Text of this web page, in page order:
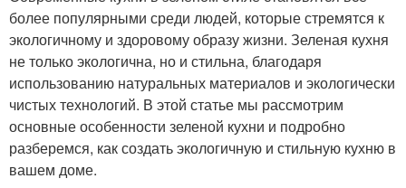
более популярными среди людей, которые стремятся к
экологичному и здоровому образу жизни. Зеленая кухня
не только экологична, но и стильна, благодаря
использованию натуральных материалов и экологически
чистых технологий. В этой статье мы рассмотрим
основные особенности зеленой кухни и подробно
разберемся, как создать экологичную и стильную кухню в
вашем доме.